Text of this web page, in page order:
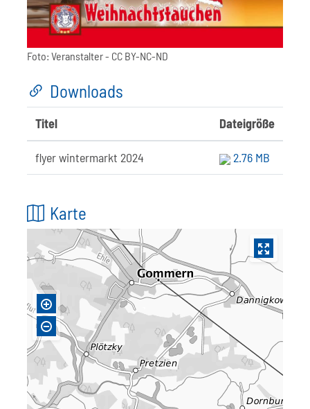
Foto: Veranstalter- CC BY-NC-ND
Downloads
Titel Dateigröße
flyer wintermarkt 2024 2.76 MB
Karte